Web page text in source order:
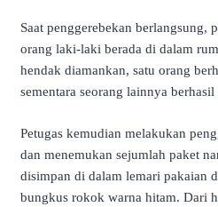
Saat penggerebekan berlangsung,
orang laki-laki berada di dalam
hendak diamankan, satu orang
sementara seorang lainnya
Petugas kemudian melakukan
dan menemukan sejumlah paket
disimpan di dalam lemari pakaian
bungkus rokok warna hitam. Dari